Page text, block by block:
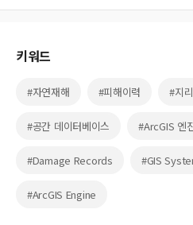
찾기
키워드
#자연재해 #피해이력 #지
#공간 데이터베이스 #ArcGIS 엔
#Damage Records #GIS
#ArcGIS Engine